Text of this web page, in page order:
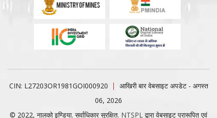
CIN: L27203OR1981GOI000920
आखिरी बार वेबसाइट अपडेट - अगस्त
06, 2026
© 2022, नालको इण्डिया. सर्वाधिकार सुरक्षित. NTSPL द्वारा वेबसाइट प्रारूपित एवं